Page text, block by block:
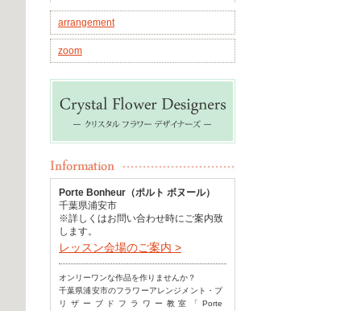
arrangement
zoom
Porte Bonheur（ポルト ボヌール）
千葉県浦安市
※詳しくはお問い合わせ時にご案内致
します。
レッスン会場のご案内 >
オンリーワンな作品を作りませんか？
千葉県浦安市のフラワーアレンジメント・プ
リザーブドフラワー教室「Porte